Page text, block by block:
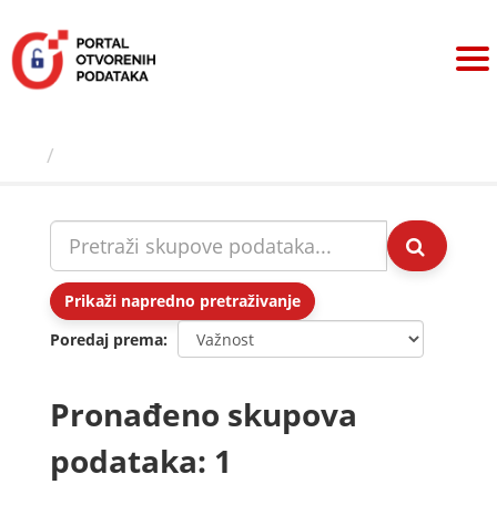
sadržaj
Prikaži napredno pretraživanje
Poredaj prema
Pronađeno skupova
podataka: 1